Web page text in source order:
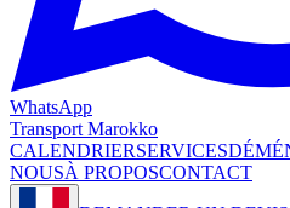
WhatsApp
Transport Marokko
CALENDRIERSERVICES
NOUSÀ PROPOSCONTACT